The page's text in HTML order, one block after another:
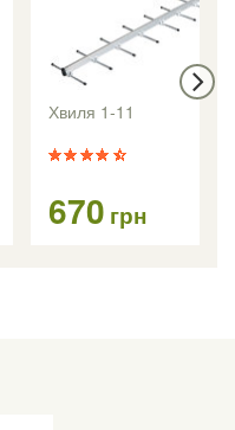
Хвиля 1-11
670 грн